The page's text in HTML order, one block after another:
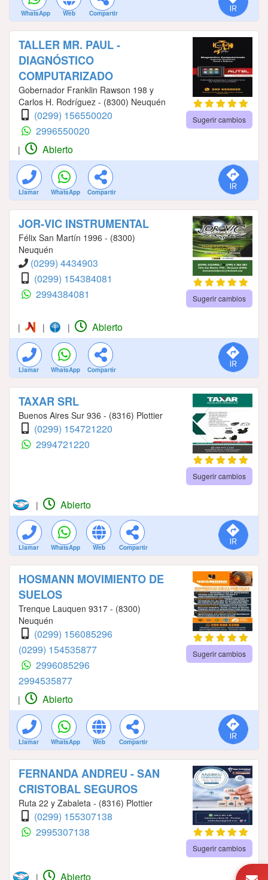
WhatsApp Web Compartir
TALLER MR. PAUL -
DIAGNÓSTICO
COMPUTARIZADO
Gobernador Franklin Rawson 198 y
Carlos H. Rodríguez - (8300) Neuquén
(0299) 156550020
2996550020
Sugerir cambios
| Abierto
Llamar WhatsApp Compartir
JOR-VIC INSTRUMENTAL
Félix San Martín 1996 - (8300)
Neuquén
(0299) 4434903
(0299) 154384081
2994384081
Sugerir cambios
| | | Abierto
Llamar WhatsApp Compartir
TAXAR SRL
Buenos Aires Sur 936 - (8316) Plottier
(0299) 154721220
2994721220
Sugerir cambios
| Abierto
Llamar WhatsApp Web Compartir
HOSMANN MOVIMIENTO DE
SUELOS
Trenque Lauquen 9317 - (8300)
Neuquén
(0299) 156085296
(0299) 154535877
2996085296
2994535877
Sugerir cambios
| Abierto
Llamar WhatsApp Web Compartir
FERNANDA ANDREU - SAN
CRISTOBAL SEGUROS
Ruta 22 y Zabaleta - (8316) Plottier
(0299) 155307138
2995307138
Sugerir cambios
| Abierto